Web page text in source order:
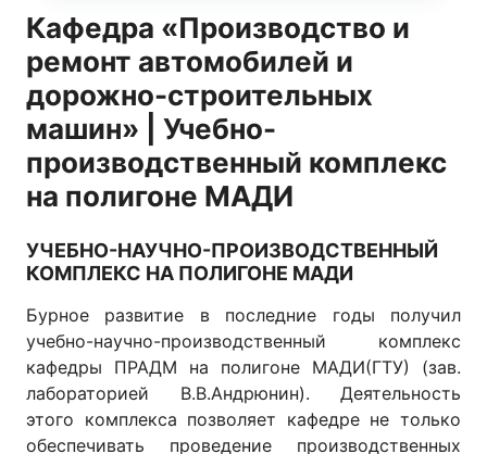
Кафедра «Производство и
ремонт автомобилей и
дорожно-строительных
машин» | Учебно-
производственный комплекс
на полигоне МАДИ
УЧЕБНО-НАУЧНО-ПРОИЗВОДСТВЕННЫЙ
КОМПЛЕКС НА ПОЛИГОНЕ МАДИ
Бурное развитие в последние годы получил
учебно-научно-производственный комплекс
кафедры ПРАДМ на полигоне МАДИ(ГТУ) (зав.
лабораторией В.В.Андрюнин). Деятельность
этого комплекса позволяет кафедре не только
обеспечивать проведение производственных